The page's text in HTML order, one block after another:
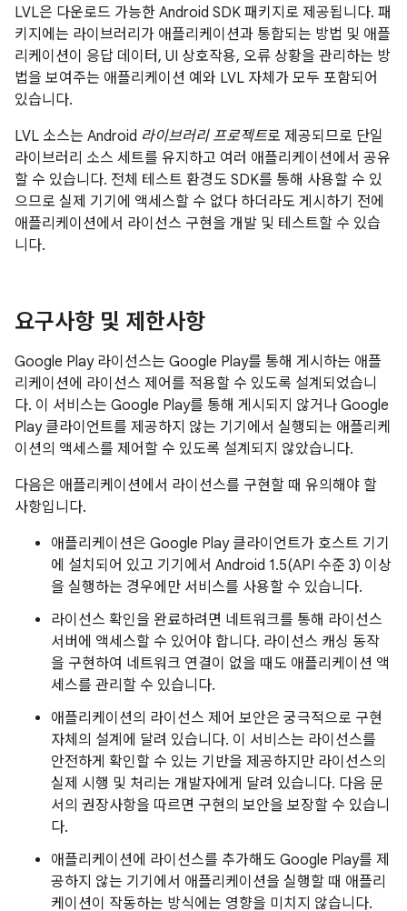
LVL은 다운로드 가능한 Android SDK 패키지로 제공됩니다. 패
키지에는 라이브러리가 애플리케이션과 통합되는 방법 및 애플
리케이션이 응답 데이터, UI 상호작용, 오류 상황을 관리하는 방
법을 보여주는 애플리케이션 예와 LVL 자체가 모두 포함되어
있습니다.
LVL 소스는 Android 라이브러리 프로젝트로 제공되므로 단일
라이브러리 소스 세트를 유지하고 여러 애플리케이션에서 공유
할 수 있습니다. 전체 테스트 환경도 SDK를 통해 사용할 수 있
으므로 실제 기기에 액세스할 수 없다 하더라도 게시하기 전에
애플리케이션에서 라이선스 구현을 개발 및 테스트할 수 있습
니다.
요구사항 및 제한사항
Google Play 라이선스는 Google Play를 통해 게시하는 애플
리케이션에 라이선스 제어를 적용할 수 있도록 설계되었습니
다. 이 서비스는 Google Play를 통해 게시되지 않거나 Google
Play 클라이언트를 제공하지 않는 기기에서 실행되는 애플리케
이션의 액세스를 제어할 수 있도록 설계되지 않았습니다.
다음은 애플리케이션에서 라이선스를 구현할 때 유의해야 할
사항입니다.
애플리케이션은 Google Play 클라이언트가 호스트 기기
에 설치되어 있고 기기에서 Android 1.5(API 수준 3) 이상
을 실행하는 경우에만 서비스를 사용할 수 있습니다.
라이선스 확인을 완료하려면 네트워크를 통해 라이선스
서버에 액세스할 수 있어야 합니다. 라이선스 캐싱 동작
을 구현하여 네트워크 연결이 없을 때도 애플리케이션 액
세스를 관리할 수 있습니다.
애플리케이션의 라이선스 제어 보안은 궁극적으로 구현
자체의 설계에 달려 있습니다. 이 서비스는 라이선스를
안전하게 확인할 수 있는 기반을 제공하지만 라이선스의
실제 시행 및 처리는 개발자에게 달려 있습니다. 다음 문
서의 권장사항을 따르면 구현의 보안을 보장할 수 있습니
다.
애플리케이션에 라이선스를 추가해도 Google Play를 제
공하지 않는 기기에서 애플리케이션을 실행할 때 애플리
케이션이 작동하는 방식에는 영향을 미치지 않습니다.